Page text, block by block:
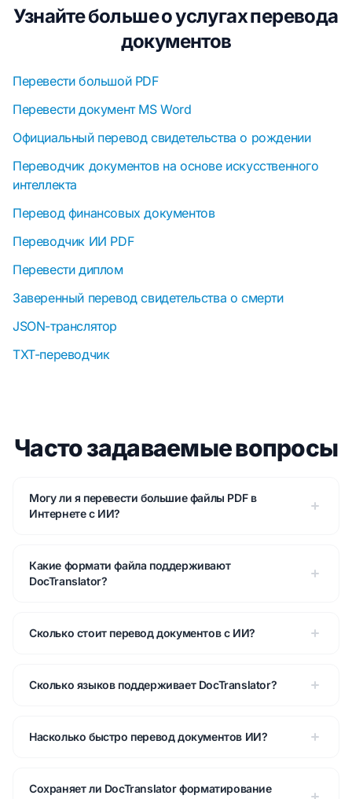
Узнайте больше о услугах перевода
документов
Перевести большой PDF
Перевести документ MS Word
Официальный перевод свидетельства о рождении
Переводчик документов на основе искусственного
интеллекта
Перевод финансовых документов
Переводчик ИИ PDF
Перевести диплом
Заверенный перевод свидетельства о смерти
JSON-транслятор
TXT-переводчик
Часто задаваемые вопросы
Могу ли я перевести большие файлы PDF в
Интернете с ИИ?
Какие формати файла поддерживают
DocTranslator?
Сколько стоит перевод документов с ИИ?
Сколько языков поддерживает DocTranslator?
Насколько быстро перевод документов ИИ?
Сохраняет ли DocTranslator форматирование